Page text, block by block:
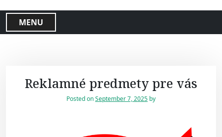
MENU
Reklamné predmety pre vás
Posted onSeptember 7, 2025 by